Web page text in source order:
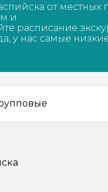
20 экскурсий
17 экскурсий
от местных
и
расписание
у нас самые